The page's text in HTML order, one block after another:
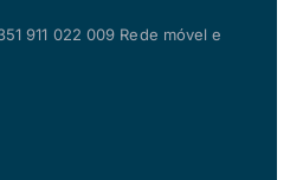
911 022 009 Rede móvel e